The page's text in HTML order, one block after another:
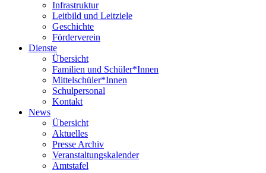
Infrastruktur
Leitbild und Leitziele
Geschichte
Förderverein
Dienste
Übersicht
Familien und Schüler*Innen
Mittelschüler*Innen
Schulpersonal
Kontakt
News
Übersicht
Aktuelles
Presse Archiv
Veranstaltungskalender
Amtstafel